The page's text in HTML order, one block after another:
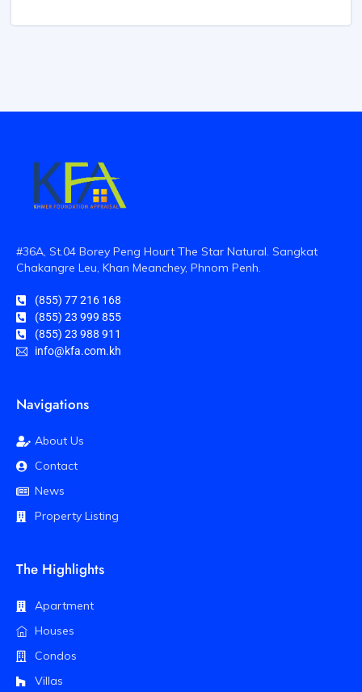
#36A, St.04 Borey Peng Hourt The Star Natural. Sangkat
Chakangre Leu, Khan Meanchey, Phnom Penh.
(855) 77 216 168
(855) 23 999 855
(855) 23 988 911
info@kfa.com.kh
Navigations
About Us
Contact
News
Property Listing
The Highlights
Apartment
Houses
Condos
Villas